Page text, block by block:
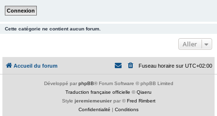
Cette catégorie ne contient aucun forum.
Aller
Accueil du forum Fuseau horaire sur UTC+02:00
Développé par phpBB® Forum Software © phpBB Limited
Traduction française officielle ©Qiaeru
Style jeremiemeunierpar ©Fred Rimbert
Confidentialité | Conditions